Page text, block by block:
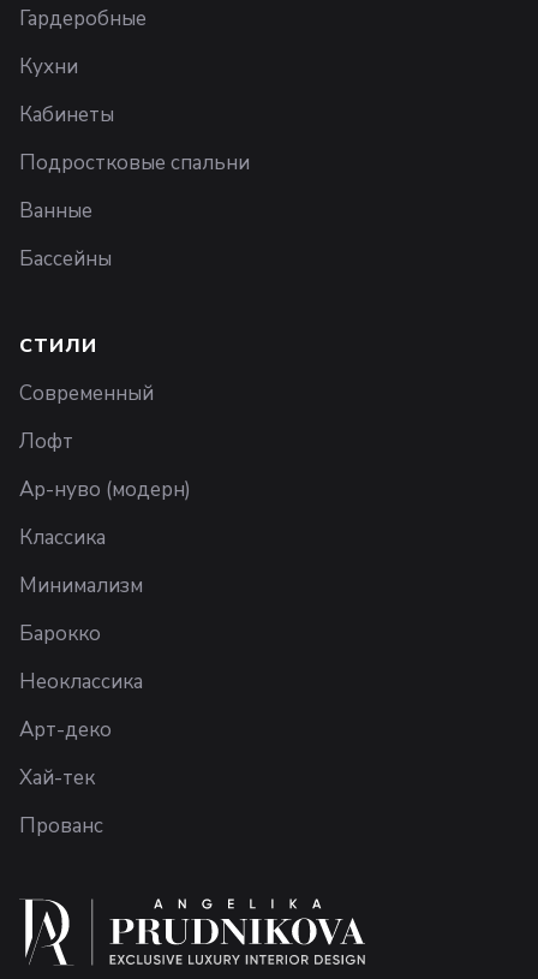
Гардеробные
Кухни
Кабинеты
Подростковые спальни
Ванные
Бассейны
СТИЛИ
Современный
Лофт
Ар-нуво (модерн)
Классика
Минимализм
Барокко
Неоклассика
Арт-деко
Хай-тек
Прованс